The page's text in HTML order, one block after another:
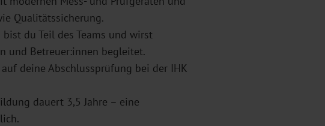
Qualitätssicherung.
bist du Teil des Teams und wirst
und Betreuer:innen begleitet.
deine Abschlussprüfung bei der IHK
dauert 3,5 Jahre – eine